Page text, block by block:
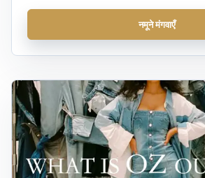
अक्सर पूछे जाने वाले प्रश्न
एक कहावत कहना
नमूने मंगवाएँ